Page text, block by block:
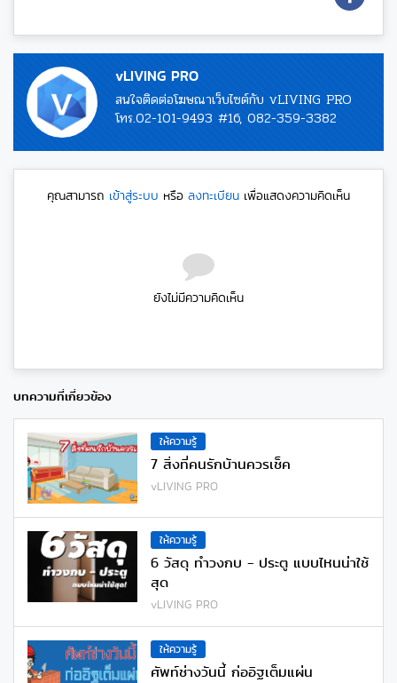
vLIVING PRO
สนใจติดต่อโฆษณาเว็บไซต์กับ vLIVING PRO
โทร.02-101-9493 #16, 082-359-3382
คุณสามารถ เข้าสู่ระบบ หรือ ลงทะเบียน เพื่อแสดงความคิดเห็น
ยังไม่มีความคิดเห็น
บทความที่เกี่ยวข้อง
ให้ความรู้
7 สิ่งที่คนรักบ้านควรเช็ค
vLIVING PRO
ให้ความรู้
6 วัสดุ ทำวงกบ - ประตู แบบไหนน่าใช้
สุด
vLIVING PRO
ให้ความรู้
ศัพท์ช่างวันนี้ ก่ออิฐเต็มแผ่น